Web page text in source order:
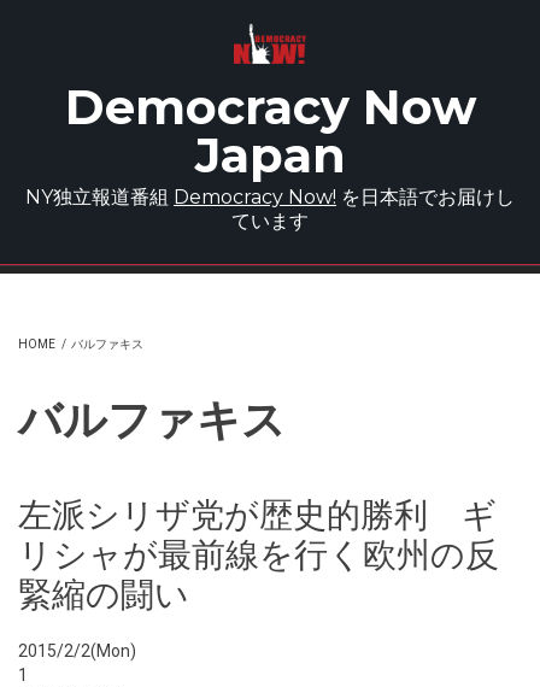
Democracy Now
Japan
NY独立報道番組 Democracy Now! を日本語でお届けし
ています
HOME / バルファキス
バルファキス
左派シリザ党が歴史的勝利 ギ
リシャが最前線を行く欧州の反
緊縮の闘い
2015/2/2(Mon)
1